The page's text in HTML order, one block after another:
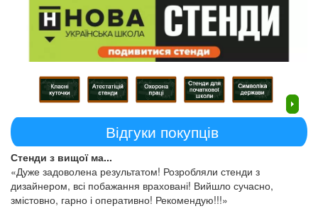
Відгуки покупців
Стенди з вищої ма...
«Дуже задоволена результатом! Розробляли стенди з
дизайнером, всі побажання враховані! Вийшло сучасно,
змістовно, гарно і оперативно! Рекомендую!!!»